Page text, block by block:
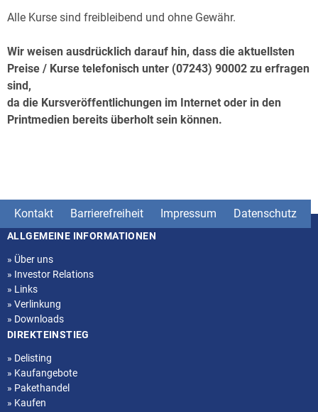
Alle Kurse sind freibleibend und ohne Gewähr.
Wir weisen ausdrücklich darauf hin, dass die aktuellsten
Preise / Kurse telefonisch unter (07243) 90002 zu erfragen
sind,
da die Kursveröffentlichungen im Internet oder in den
Printmedien bereits überholt sein können.
Kontakt Barrierefreiheit Impressum Datenschutz
Seitenstruktur
ALLGEMEINE INFORMATIONEN
» Über uns
» Investor Relations
» Links
» Verlinkung
» Downloads
DIREKTEINSTIEG
» Delisting
» Kaufangebote
» Pakethandel
» Kaufen